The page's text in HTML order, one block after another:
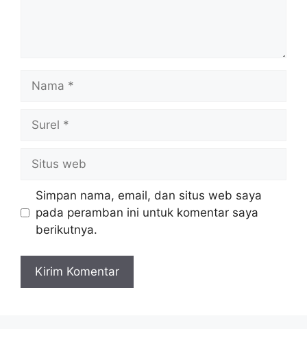
web
Simpan nama, email, dan situs web saya
pada peramban ini untuk komentar saya
berikutnya.